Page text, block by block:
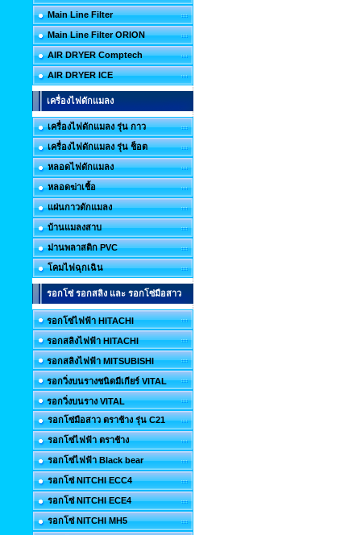
Main Line Filter
Main Line Filter ORION
AIR DRYER Comptech
AIR DRYER ICE
เครื่องไฟดักแมลง
เครื่องไฟดักแมลง รุ่น กาว
เครื่องไฟดักแมลง รุ่น ช็อต
หลอดไฟดักแมลง
หลอดฆ่าเชื้อ
แผ่นกาวดักแมลง
บ้านแมลงสาบ
ม่านพลาสติก PVC
โคมไฟฉุกเฉิน
รอกโซ่ รอกสลิง และ รอกโซ่มือสาว
รอกโซ่ไฟฟ้า HITACHI
รอกสลิงไฟฟ้า HITACHI
รอกสลิงไฟฟ้า MITSUBISHI
รอกวิ่งบนรางชนิดมีเกียร์ VITAL
รอกวิ่งบนราง VITAL
รอกโซ่มือสาว ตราช้าง รุ่น C21
รอกโซ่ไฟฟ้า ตราช้าง
รอกโซ่ไฟฟ้า Black bear
รอกโซ่ NITCHI ECC4
รอกโซ่ NITCHI ECE4
รอกโซ่ NITCHI MH5